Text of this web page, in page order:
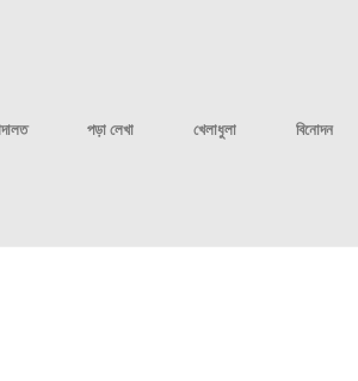
পড়া লেখা খেলাধুলা বিনোদন